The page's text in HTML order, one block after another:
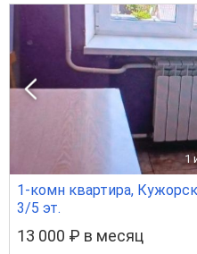
1
1-комн квартира,
3/5 эт.
13 000 ₽ в месяц